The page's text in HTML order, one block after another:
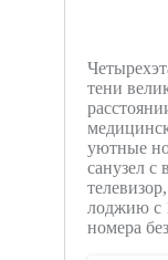
тени
уютные
санузел с
лоджию с
номера